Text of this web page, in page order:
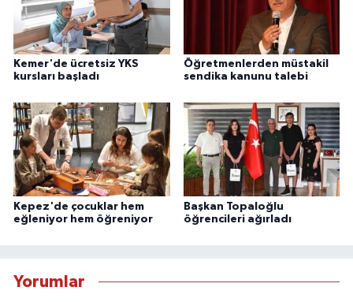
Kemer'de ücretsiz YKS
kursları başladı
Öğretmenlerden müstakil
sendika kanunu talebi
Kepez'de çocuklar hem
eğleniyor hem öğreniyor
Başkan Topaloğlu
öğrencileri ağırladı
Yorumlar